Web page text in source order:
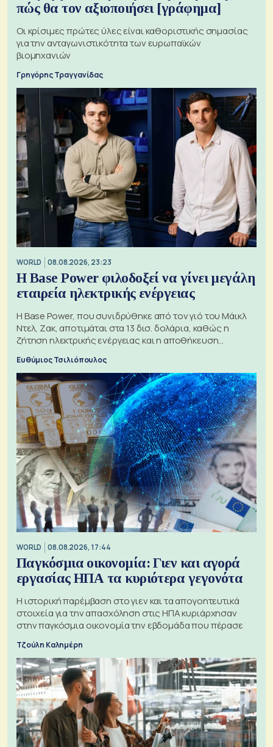
πώς θα τον αξιοποιήσει [γράφημα]
Οι κρίσιμες πρώτες ύλες είναι καθοριστικής σημασίας
για την ανταγωνιστικότητα των ευρωπαϊκών
βιομηχανιών
Γρηγόρης Τραγγανίδας
WORLD 08.08.2026, 23:23
Η Base Power φιλοδοξεί να γίνει μεγάλη
εταιρεία ηλεκτρικής ενέργειας
Η Base Power, που συνιδρύθηκε από τον γιό του Μάικλ
Ντελ, Ζακ, αποτιμάται στα 13 δισ. δολάρια, καθώς η
ζήτηση ηλεκτρικής ενέργειας και η αποθήκευση
μπαταριών αυξάνονται
Ευθύμιος Τσιλιόπουλος
WORLD 08.08.2026, 17:44
Παγκόσμια οικονομία: Γιεν και αγορά
εργασίας ΗΠΑ τα κυριότερα γεγονότα
Η ιστορική παρέμβαση στο γιεν και τα απογοητευτικά
στοιχεία για την απασχόληση στις ΗΠΑ κυριάρχησαν
στην παγκόσμια οικονομία την εβδομάδα που πέρασε
Τζούλη Καλημέρη